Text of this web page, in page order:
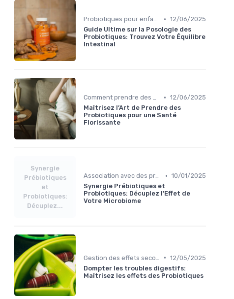
Probiotiques pour enfants et adultes • 12/06/2025
Guide Ultime sur la Posologie des
Probiotiques: Trouvez Votre Équilibre
Intestinal
Comment prendre des probiotiques • 12/06/2025
Maîtrisez l’Art de Prendre des
Probiotiques pour une Santé
Florissante
Synergie
Prébiotiques
et
Probiotiques:
Décuplez...
Association avec des prébiotiques • 10/01/2025
Synergie Prébiotiques et
Probiotiques: Décuplez l'Effet de
Votre Microbiome
• 12/05/2025
Dompter les troubles digestifs:
Maîtrisez les effets des Probiotiques